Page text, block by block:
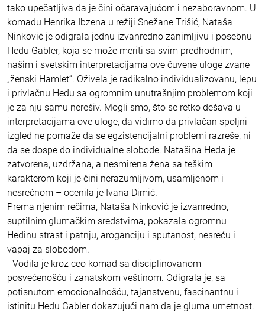
tako upečatljiva da je čini očaravajućom i nezaboravnom. U
komadu Henrika Ibzena u režiji Snežane Trišić, Nataša
Ninković je odigrala jednu izvanredno zanimljivu i posebnu
Hedu Gabler, koja se može meriti sa svim predhodnim,
našim i svetskim interpretacijama ove čuvene uloge zvane
„ženski Hamlet“. Oživela je radikalno individualizovanu, lepu
i privlačnu Hedu sa ogromnim unutrašnjim problemom koji
je za nju samu nerešiv. Mogli smo, što se retko dešava u
interpretacijama ove uloge, da vidimo da privlačan spoljni
izgled ne pomaže da se egzistencijalni problemi razreše, ni
da se dospe do individualne slobode. Natašina Heda je
zatvorena, uzdržana, a nesmirena žena sa teškim
karakterom koji je čini nerazumljivom, usamljenom i
nesrećnom – ocenila je Ivana Dimić.
Prema njenim rečima, Nataša Ninković je izvanredno,
suptilnim glumačkim sredstvima, pokazala ogromnu
Hedinu strast i patnju, aroganciju i sputanost, nesreću i
vapaj za slobodom.
- Vodila je kroz ceo komad sa disciplinovanom
posvećenošću i zanatskom veštinom. Odigrala je, sa
potisnutom emocionalnošću, tajanstvenu, fascinantnu i
istinitu Hedu Gabler dokazujući nam da je gluma umetnost.